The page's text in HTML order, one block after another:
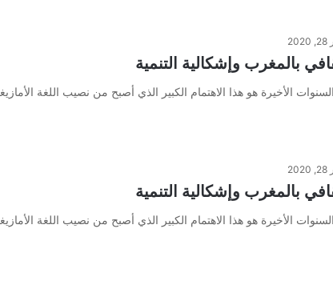
بالمغرب وإشكالية التنمية
الأخيرة هو هذا الاهتمام الكبير الذي أصبح من نصيب اللغة
بالمغرب وإشكالية التنمية
الأخيرة هو هذا الاهتمام الكبير الذي أصبح من نصيب اللغة